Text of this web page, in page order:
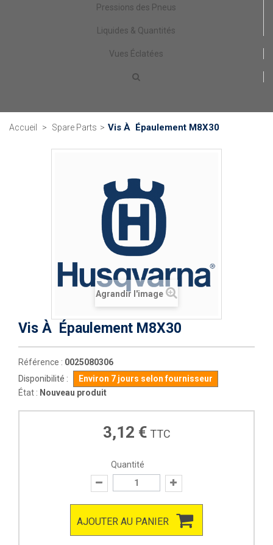
Pressions des Pneus
Liquides & Quantités
Vues Éclatées
Accueil > Spare Parts > Vis À Épaulement M8X30
Agrandir l'image
Vis À Épaulement M8X30
Référence : 0025080306
Disponibilité :
Environ 7 jours selon fournisseur
État : Nouveau produit
3,12 € TTC
Quantité
AJOUTER AU PANIER